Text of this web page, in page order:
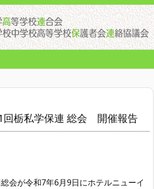
栃私学保連 総会 開催報告
会が令和7年6月9日にホテルニューイ